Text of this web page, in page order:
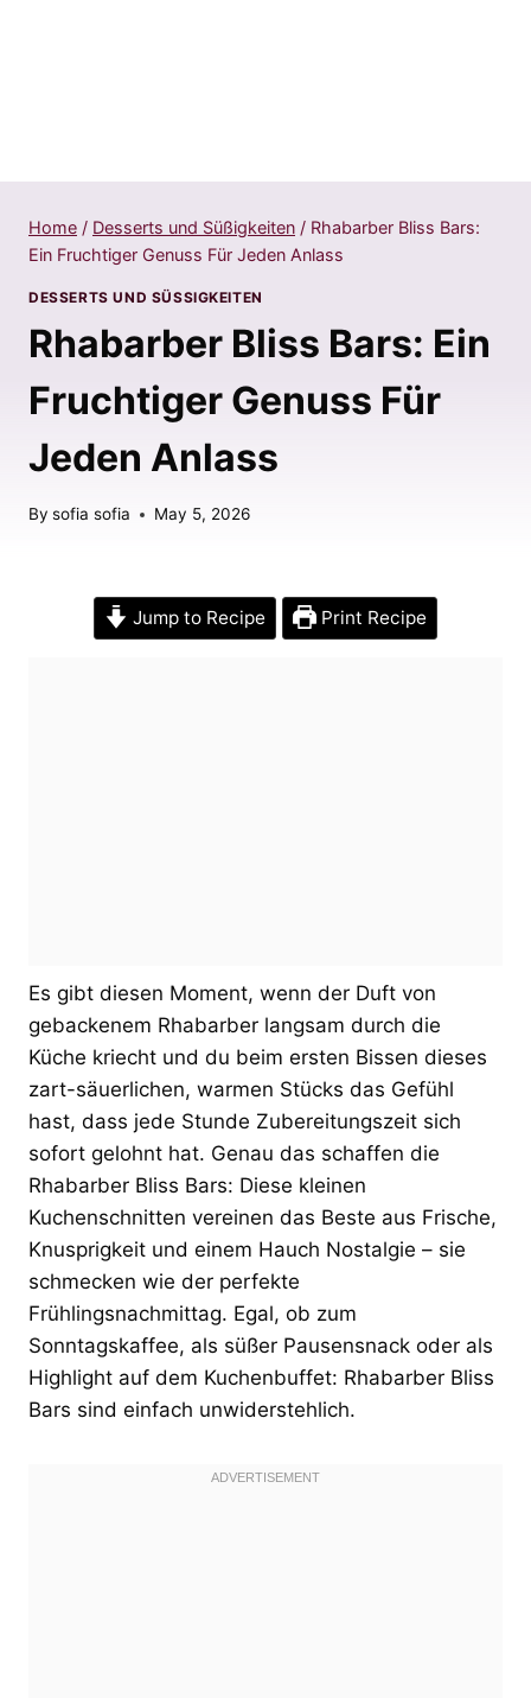
Home / Desserts und Süßigkeiten / Rhabarber Bliss Bars:
Ein Fruchtiger Genuss Für Jeden Anlass
DESSERTS UND SÜSSIGKEITEN
Rhabarber Bliss Bars: Ein
Fruchtiger Genuss Für
Jeden Anlass
By sofia sofia May 5, 2026
Jump to Recipe Print Recipe
Es gibt diesen Moment, wenn der Duft von
gebackenem Rhabarber langsam durch die
Küche kriecht und du beim ersten Bissen dieses
zart-säuerlichen, warmen Stücks das Gefühl
hast, dass jede Stunde Zubereitungszeit sich
sofort gelohnt hat. Genau das schaffen die
Rhabarber Bliss Bars: Diese kleinen
Kuchenschnitten vereinen das Beste aus Frische,
Knusprigkeit und einem Hauch Nostalgie – sie
schmecken wie der perfekte
Frühlingsnachmittag. Egal, ob zum
Sonntagskaffee, als süßer Pausensnack oder als
Highlight auf dem Kuchenbuffet: Rhabarber Bliss
Bars sind einfach unwiderstehlich.